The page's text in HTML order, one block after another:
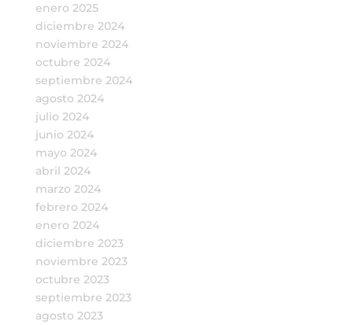
enero 2025
diciembre 2024
noviembre 2024
octubre 2024
septiembre 2024
agosto 2024
julio 2024
junio 2024
mayo 2024
abril 2024
marzo 2024
febrero 2024
enero 2024
diciembre 2023
noviembre 2023
octubre 2023
septiembre 2023
agosto 2023